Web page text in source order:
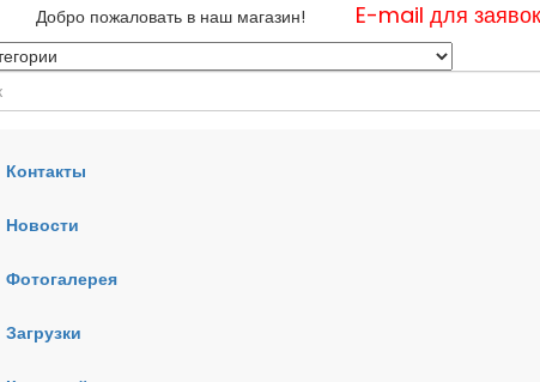
Добро пожаловать в наш магазин! E-mail для
Контакты
Новости
Фотогалерея
Загрузки